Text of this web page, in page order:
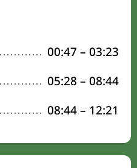
00:47 – 03:23
05:28 – 08:44
08:44– 12:21